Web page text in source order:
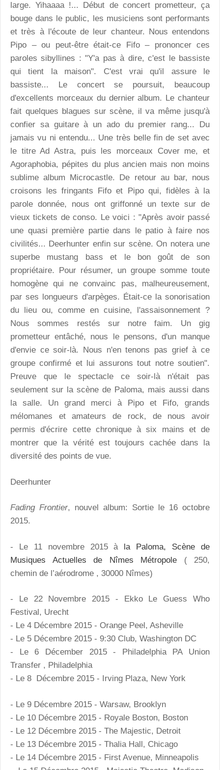
large. Yihaaaa !... Début de concert prometteur, ça
bouge dans le public, les musiciens sont performants
et très à l'écoute de leur chanteur. Nous entendons
Pipo – ou peut-être était-ce Fifo – prononcer ces
paroles sibyllines : "Y'a pas à dire, c'est le bassiste
qui tient la maison". C'est vrai qu'il assure le
bassiste... Le concert se poursuit, beaucoup
d'excellents morceaux du dernier album. Le chanteur
fait quelques blagues sur scène, il va même jusqu'à
confier sa guitare à un ado du premier rang... Du
jamais vu ni entendu... Une très belle fin de set avec
le titre Ad Astra, puis les morceaux Cover me, et
Agoraphobia, pépites du plus ancien mais non moins
sublime album Microcastle. De retour au bar, nous
croisons les fringants Fifo et Pipo qui, fidèles à la
parole donnée, nous ont griffonné un texte sur de
vieux tickets de conso. Le voici : "Après avoir passé
une quasi première partie dans le patio à faire nos
civilités... Deerhunter enfin sur scène. On notera une
superbe mustang bass et le bon goût de son
propriétaire. Pour résumer, un groupe somme toute
homogène qui ne convainc pas, malheureusement,
par ses longueurs d'arpèges. Était-ce la sonorisation
du lieu ou, comme en cuisine, l'assaisonnement ?
Nous sommes restés sur notre faim. Un gig
prometteur entâché, nous le pensons, d'un manque
d'envie ce soir-là. Nous n'en tenons pas grief à ce
groupe confirmé et lui assurons tout notre soutien".
Preuve que le spectacle ce soir-là n'était pas
seulement sur la scène de Paloma, mais aussi dans
la salle. Un grand merci à Pipo et Fifo, grands
mélomanes et amateurs de rock, de nous avoir
permis d'écrire cette chronique à six mains et de
montrer que la vérité est toujours cachée dans la
diversité des points de vue.
Deerhunter
Fading Frontier, nouvel album: Sortie le 16 octobre
2015.
- Le 11 novembre 2015 à la Paloma, Scène de
Musiques Actuelles de Nîmes Métropole ( 250,
chemin de l’aérodrome , 30000 Nîmes)
- Le 22 Novembre 2015 - Ekko Le Guess Who
Festival, Urecht
- Le 4 Décembre 2015 - Orange Peel, Asheville
- Le 5 Décembre 2015 - 9:30 Club, Washington DC
- Le 6 Décember 2015 - Philadelphia PA Union
Transfer , Philadelphia
- Le 8 Décembre 2015 - Irving Plaza, New York
- Le 9 Décembre 2015 - Warsaw, Brooklyn
- Le 10 Décembre 2015 - Royale Boston, Boston
- Le 12 Décembre 2015 - The Majestic, Detroit
- Le 13 Décembre 2015 - Thalia Hall, Chicago
- Le 14 Décembre 2015 - First Avenue, Minneapolis